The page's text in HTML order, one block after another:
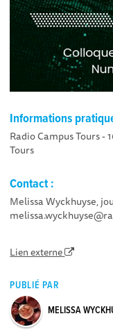
Informations
Radio Campus Tours -
Tours
Contact :
Melissa Wyckhuyse,
Lien externe
PUBLIÉ PAR
MELISSA